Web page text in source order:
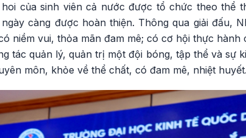
của sinh viên cả nước được tổ chức theo thể
càng được hoàn thiện. Thông qua giải đấu,
niềm vui, thỏa mãn đam mê; có cơ hội thực
tác quản lý, quản trị một đội bóng, tập thể và sự
môn, khỏe về thể chất, có đam mê, nhiệt huyết.